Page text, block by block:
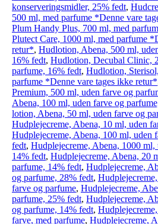
konserveringsmidler, 25% fedt,
500 ml, med parfume *Denne vare
Plum Handy Plus, 700 ml, med
Plutect Care, 1000 ml, med parfume
retur*, Hudlotion, Abena, 500 ml,
16% fedt, Hudlotion, Decubal Clinic,
parfume, 16% fedt, Hudlotion,
parfume *Denne vare tages ikke retur*
Premium, 500 ml, uden farve og
Abena, 100 ml, uden farve og
lotion, Abena, 50 ml, uden farve og
Hudplejecreme, Abena, 10 ml, uden
Hudplejecreme, Abena, 100 ml, uden
fedt, Hudplejecreme, Abena, 1000 ml,
14% fedt, Hudplejecreme, Abena, 20
parfume, 14% fedt, Hudplejecreme,
og parfume, 28% fedt,
farve og parfume, Hudplejecreme,
parfume, 25% fedt, Hudplejecreme,
og parfume, 14% fedt,
farve, med parfume, Hudplejecreme,